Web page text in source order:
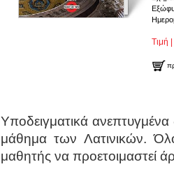
Τιμή
Υποδειγματικά
μάθημα των Λατινικών.
μαθητής να προετοιμαστεί